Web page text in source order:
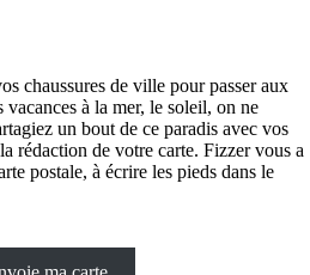
chaussures de ville pour passer aux
à la mer, le soleil, on ne
un bout de ce paradis avec vos
rédaction de votre carte. Fizzer vous a
postale, à écrire les pieds dans le